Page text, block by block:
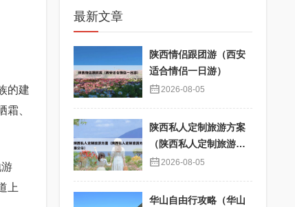
的建
、
上
最新文章
陕西情侣跟团游（西安
适合情侣一日游）
2026-08-05
陕西私人定制旅游方案
（陕西私人定制旅游方
案公示）
2026-08-05
华山自由行攻略（华山